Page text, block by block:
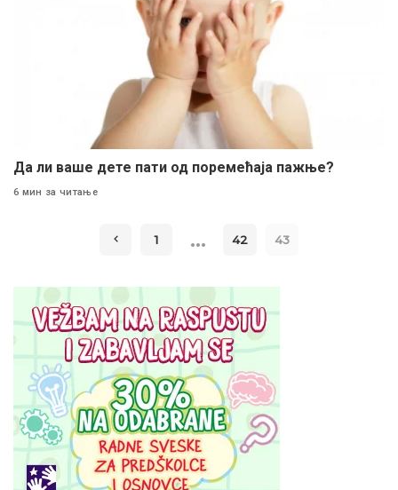
Да ли ваше дете пати од поремећаја пажње?
6 мин за читање
1 … 42 43